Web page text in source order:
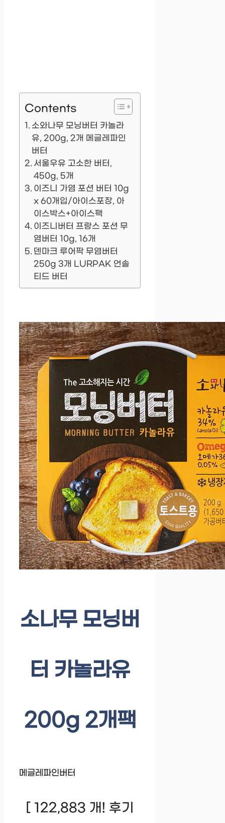
Contents
소와나무 모닝버터 카놀라
유, 200g, 2개 메글레파인
버터
서울우유 고소한 버터,
450g, 5개
이즈니 가염 포션 버터 10g
x 60개입/아이스포장, 아
이스박스+아이스팩
이즈니버터 프랑스 포션 무
염버터 10g, 16개
덴마크 루어팍 무염버터
250g 3개 LURPAK 언솔
티드 버터
소나무 모닝버
터 카놀라유
200g 2개팩
메글레파인버터
[ 122,883 개! 후기